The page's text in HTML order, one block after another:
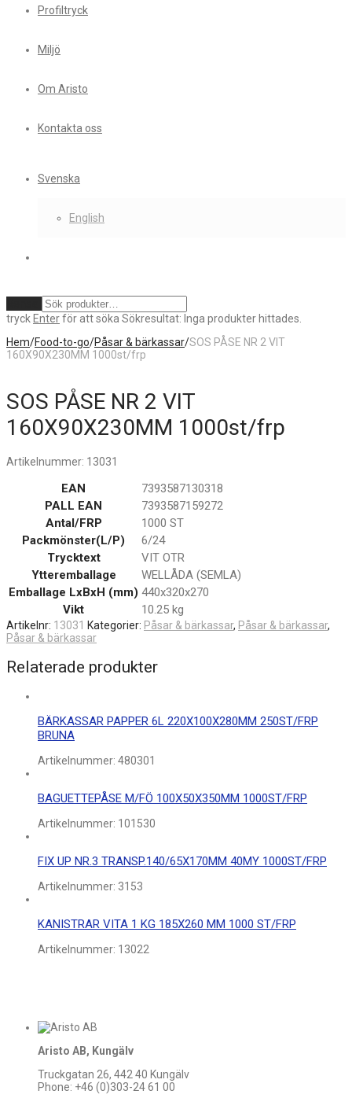
Profiltryck
Miljö
Om Aristo
Kontakta oss
Svenska
English
tryck Enterför att söka Sökresultat: Inga produkter hittades.
Hem/Food-to-go/Påsar & bärkassar/SOS PÅSE NR 2 VIT
160X90X230MM 1000st/frp
SOS PÅSE NR 2 VIT
160X90X230MM 1000st/frp
Artikelnummer: 13031
EAN
7393587130318
PALL EAN
7393587159272
Antal/FRP
1000 ST
Packmönster(L/P)
6/24
Trycktext
VIT OTR
Ytteremballage
WELLÅDA (SEMLA)
Emballage LxBxH (mm) 440x320x270
Vikt
10.25 kg
Artikelnr: 13031 Kategorier: Påsar & bärkassar, Påsar & bärkassar,
Påsar & bärkassar
Relaterade produkter
BÄRKASSAR PAPPER 6L 220X100X280MM 250ST/FRP
BRUNA
Artikelnummer: 480301
BAGUETTEPÅSE M/FÖ 100X50X350MM 1000ST/FRP
Artikelnummer: 101530
FIX UP NR.3 TRANSP.140/65X170MM 40MY 1000ST/FRP
Artikelnummer: 3153
KANISTRAR VITA 1 KG 185X260 MM 1000 ST/FRP
Artikelnummer: 13022
Aristo AB, Kungälv
Truckgatan 26, 442 40 Kungälv
Phone: +46 (0)303-24 61 00